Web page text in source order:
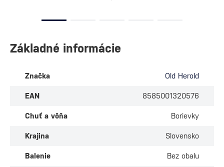
Základné informácie
Značka Old Herold
EAN 8585001320576
Chuť a vôňa Borievky
Krajina Slovensko
Balenie Bez obalu